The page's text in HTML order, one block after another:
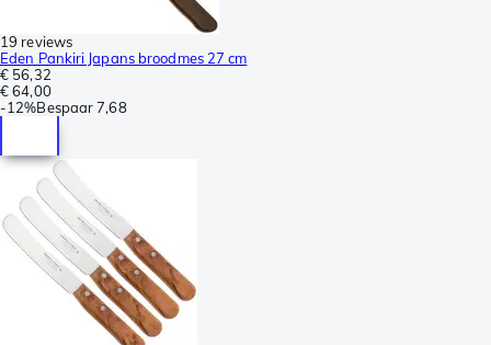
19 reviews
Eden Pankiri Japans broodmes 27 cm
€ 56,32
€ 64,00
-12%Bespaar 7,68